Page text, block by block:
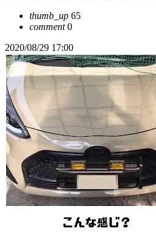
thumb_up 65
comment0
2020/08/29 17:00